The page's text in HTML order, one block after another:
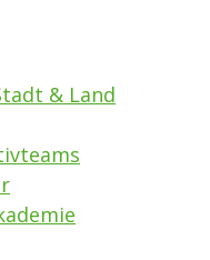
& Land